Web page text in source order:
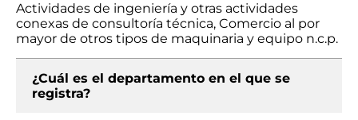
Actividades de ingeniería y otras actividades
conexas de consultoría técnica, Comercio al por
mayor de otros tipos de maquinaria y equipo n.c.p.
¿Cuál es el departamento en el que se
registra?